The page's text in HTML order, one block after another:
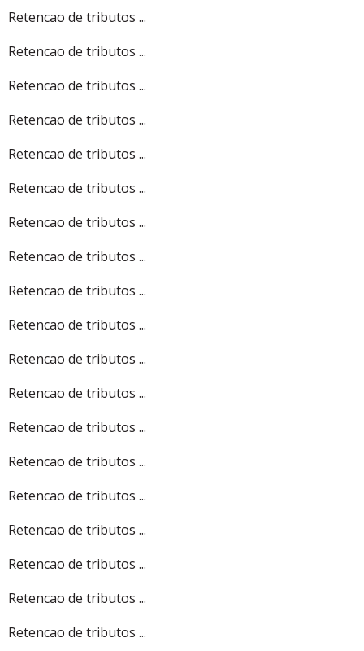
Retencao de tributos ...
Retencao de tributos ...
Retencao de tributos ...
Retencao de tributos ...
Retencao de tributos ...
Retencao de tributos ...
Retencao de tributos ...
Retencao de tributos ...
Retencao de tributos ...
Retencao de tributos ...
Retencao de tributos ...
Retencao de tributos ...
Retencao de tributos ...
Retencao de tributos ...
Retencao de tributos ...
Retencao de tributos ...
Retencao de tributos ...
Retencao de tributos ...
Retencao de tributos ...